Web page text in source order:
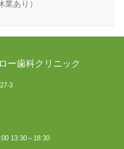
あり）
ー歯科クリニック
3
13:30～18:30